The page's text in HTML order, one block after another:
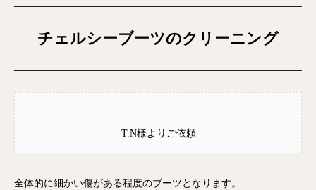
チェルシーブーツのクリーニング
T.N様よりご依頼
全体的に細かい傷がある程度のブーツとなります。